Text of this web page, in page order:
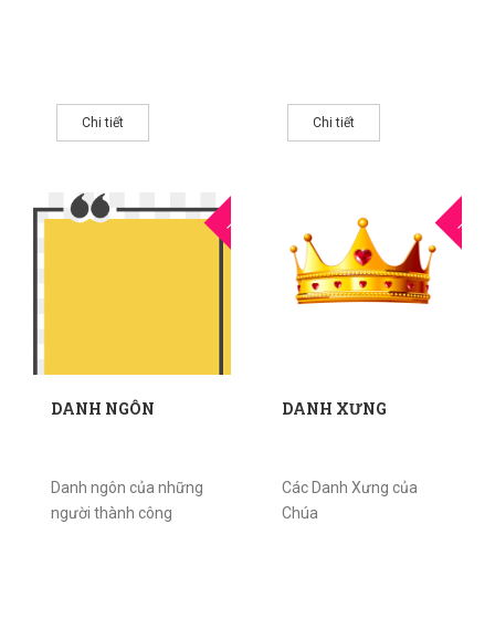
Chi tiết Chi tiết
THG5
DANH NGÔN
Danh ngôn của những
người thành công
THG5
DANH XƯNG
Các Danh Xưng của
Chúa